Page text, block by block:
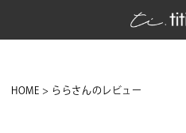
HOME ららさんのレビュー